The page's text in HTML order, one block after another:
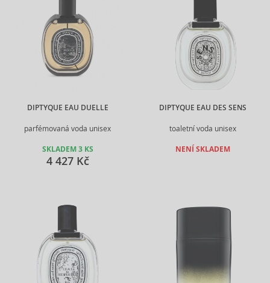
DIPTYQUE EAU DUELLE
parfémovaná voda unisex
SKLADEM 3 KS
4 427 Kč
DIPTYQUE EAU DES SENS
toaletní voda unisex
NENÍ SKLADEM